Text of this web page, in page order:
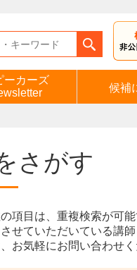
ーカーズ
候補
さがす
項目は、重複検索が可能
せていただいている講師
お気軽にお問い合わせく